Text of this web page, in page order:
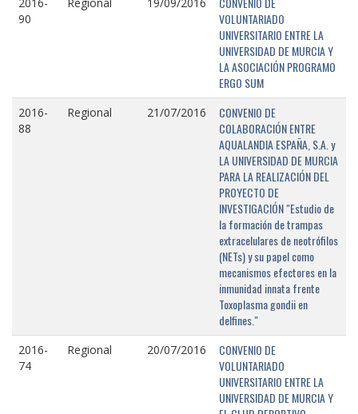
90
VOLUNTARIADO
UNIVERSITARIO ENTRE LA
UNIVERSIDAD DE MURCIA Y
LA ASOCIACIÓN PROGRAMO
ERGO SUM
2016-
88
Regional 21/07/2016
CONVENIO DE
COLABORACIÓN ENTRE
AQUALANDIA ESPAÑA, S.A. y
LA UNIVERSIDAD DE MURCIA
PARA LA REALIZACIÓN DEL
PROYECTO DE
INVESTIGACIÓN "Estudio de
la formación de trampas
extracelulares de neotrófilos
(NETs) y su papel como
mecanismos efectores en la
inmunidad innata frente
Toxoplasma gondii en
delfines."
2016-
74
Regional 20/07/2016
CONVENIO DE
VOLUNTARIADO
UNIVERSITARIO ENTRE LA
UNIVERSIDAD DE MURCIA Y